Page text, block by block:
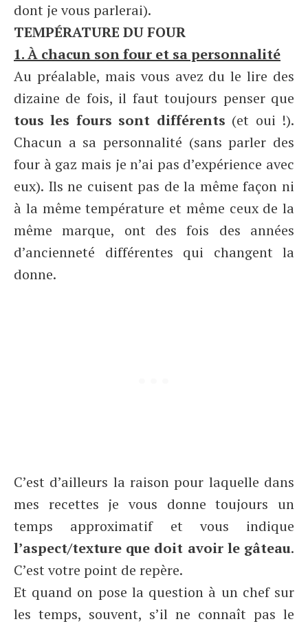
dont je vous parlerai).
TEMPÉRATURE DU FOUR
1. À chacun son four et sa personnalité
Au préalable, mais vous avez du le lire des
dizaine de fois, il faut toujours penser que
tous les fours sont différents (et oui !).
Chacun a sa personnalité (sans parler des
four à gaz mais je n’ai pas d’expérience avec
eux). Ils ne cuisent pas de la même façon ni
à la même température et même ceux de la
même marque, ont des fois des années
d’ancienneté différentes qui changent la
donne.
C’est d’ailleurs la raison pour laquelle dans
mes recettes je vous donne toujours un
temps approximatif et vous indique
l’aspect/texture que doit avoir le gâteau.
C’est votre point de repère.
Et quand on pose la question à un chef sur
les temps, souvent, s’il ne connaît pas le